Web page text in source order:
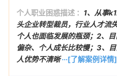
个人职业困惑描述 ： 1、从事
头企业转型裁员，行业人才流
个人也面临发展的瓶颈；2、
偏杂、个人成长比较慢；3、
人优势不清晰···[了解案例详情]